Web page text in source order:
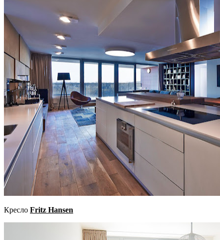
Кресло Fritz Hansen